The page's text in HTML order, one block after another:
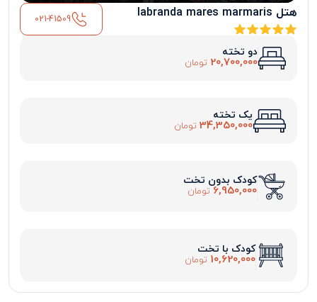
هتل labranda mares marmaris 021-41509
دو تخته
20,700,000 تومان
یک تخته
34,350,000 تومان
کودک بدون تخت
6,950,000 تومان
کودک با تخت
10,620,000 تومان